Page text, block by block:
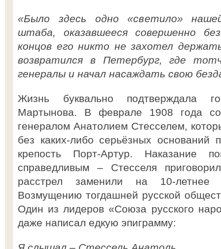
«Было здесь одно «светило»
штаба, оказавшееся совершенно
концов его никто не захотел
возвратился в Петербург, где
генералы и начал насаждать свою
Жизнь буквально подтверждала
Мартынова. В феврале 1908 года
генералом Анатолием Стесселем,
без каких-либо серьёзных оснований
крепость Порт-Артур. Наказание
справедливым – Стесселя
расстрел заменили на 10-летнее
Возмущению тогдашней русской
Один из лидеров «Союза русского
даже написал едкую эпиграмму: